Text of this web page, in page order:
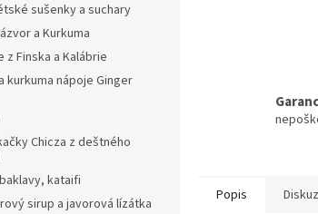
sušenky a suchary
a Kurkuma
z Finska a Kalábrie
kurkuma nápoje Ginger
Chicza z deštného
kataifi
sirup a javorová lízátka
Popis